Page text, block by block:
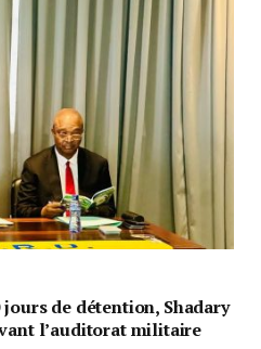
de détention, Shadary
l’auditorat militaire